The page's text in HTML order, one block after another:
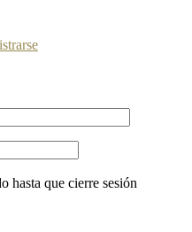
hasta que cierre sesión